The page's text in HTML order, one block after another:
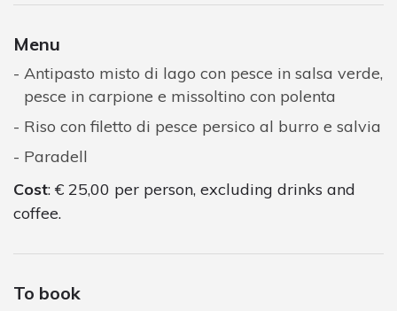
Menu
Antipasto misto di lago con pesce in salsa verde,
pesce in carpione e missoltino con polenta
Riso con filetto di pesce persico al burro e salvia
Paradell
Cost: € 25,00 per person, excluding drinks and
coffee.
To book